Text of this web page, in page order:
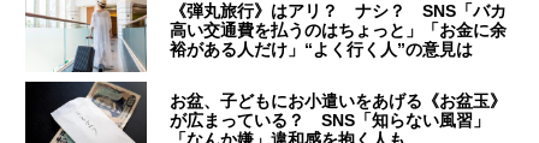
《弾丸旅行》はアリ？ ナシ？ SNS「バカ
高い交通費を払うのはちょっと」「お金に余
裕がある人だけ」“よく行く人”の意見は
お盆、子どもにお小遣いをあげる《お盆玉》
が広まっている？ SNS「知らない風習」